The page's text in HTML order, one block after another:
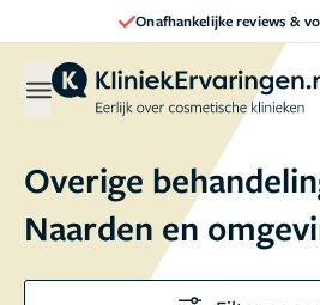
Direct een
Overige
Naarden en